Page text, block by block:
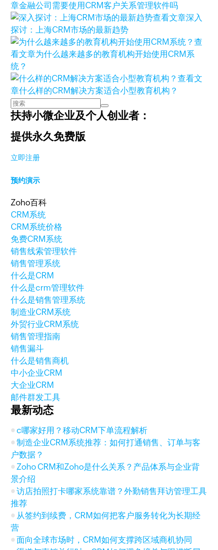
章金融公司需要使用CRM客户关系管理软件吗
查看文章深入
探讨：上海CRM市场的最新趋势
查
看文章为什么越来越多的教育机构开始使用CRM系
统？
查看文
章什么样的CRM解决方案适合小型教育机构？
扶持小微企业及个人创业者：
提供永久免费版
立即注册
预约演示
Zoho百科
CRM系统
CRM系统价格
免费CRM系统
销售线索管理软件
销售管理系统
什么是CRM
什么是crm管理软件
什么是销售管理系统
制造业CRM系统
外贸行业CRM系统
销售管理指南
销售漏斗
什么是销售商机
中小企业CRM
大企业CRM
邮件群发工具
最新动态
c哪家好用？移动CRM下单流程解析
制造企业CRM系统推荐：如何打通销售、订单与客
户数据？
Zoho CRM和Zoho是什么关系？产品体系与企业背
景介绍
访店拍照打卡哪家系统靠谱？外勤销售拜访管理工具
推荐
从签约到续费，CRM如何把客户服务转化为长期经
营
面向全球市场时，CRM如何支撑跨区域商机协同